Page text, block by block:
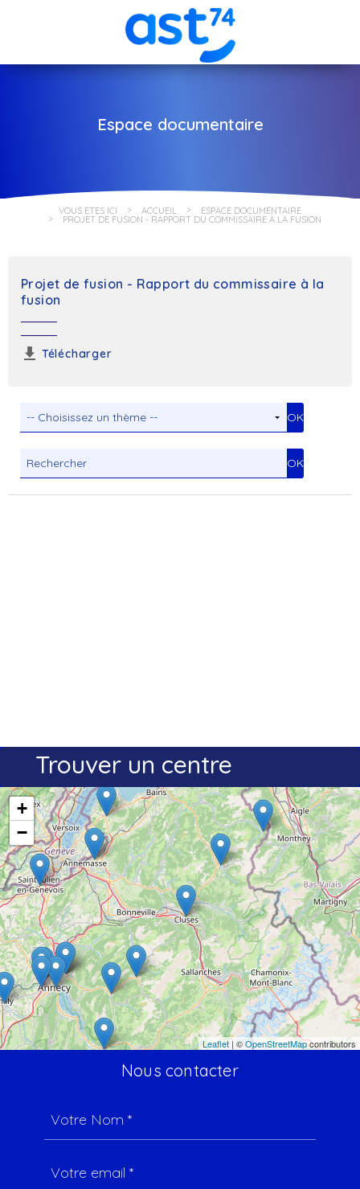
Espace documentaire
VOUS ÊTES ICI ACCUEIL ESPACE DOCUMENTAIRE
PROJET DE FUSION - RAPPORT DU COMMISSAIRE À LA FUSION
Projet de fusion - Rapport du commissaire à la
fusion
Télécharger
Trouver un centre
+
−
Leaflet | ©OpenStreetMapcontributors
Nous contacter